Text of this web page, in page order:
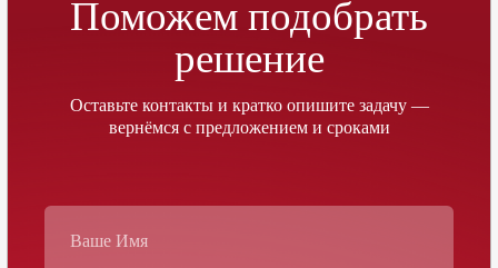
Поможем подобрать
решение
Оставьте контакты и кратко опишите задачу —
вернёмся с предложением и сроками